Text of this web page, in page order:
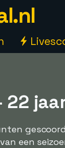
22
een